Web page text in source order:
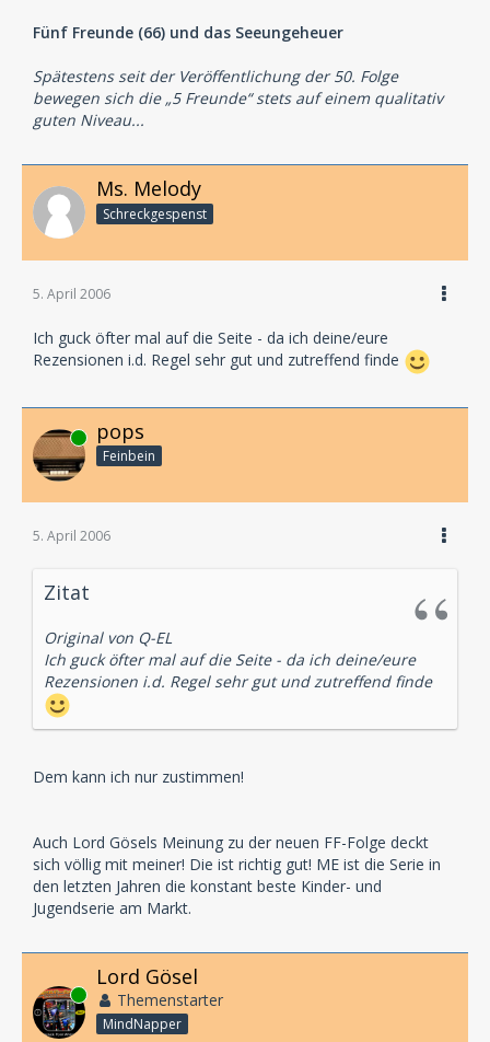
Fünf Freunde (66) und das Seeungeheuer
Spätestens seit der Veröffentlichung der 50. Folge
bewegen sich die „5 Freunde“ stets auf einem qualitativ
guten Niveau...
Ms. Melody
Schreckgespenst
5. April 2006
Ich guck öfter mal auf die Seite - da ich deine/eure
Rezensionen i.d. Regel sehr gut und zutreffend finde
Online pops
Feinbein
5. April 2006
Zitat
Original von Q-EL
Ich guck öfter mal auf die Seite - da ich deine/eure
Rezensionen i.d. Regel sehr gut und zutreffend finde
Dem kann ich nur zustimmen!
Auch Lord Gösels Meinung zu der neuen FF-Folge deckt
sich völlig mit meiner! Die ist richtig gut! ME ist die Serie in
den letzten Jahren die konstant beste Kinder- und
Jugendserie am Markt.
Online
Lord Gösel
Themenstarter
MindNapper